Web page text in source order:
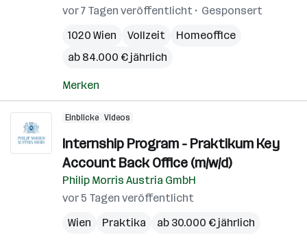
vor 7 Tagen veröffentlicht
Gesponsert
1020 Wien
Vollzeit
Homeoffice
ab 84.000 € jährlich
Merken
Einblicke Videos
Internship Program - Praktikum Key
Account Back Office (m/w/d)
Philip Morris Austria GmbH
vor 5 Tagen veröffentlicht
Wien
Praktika ab 30.000 € jährlich